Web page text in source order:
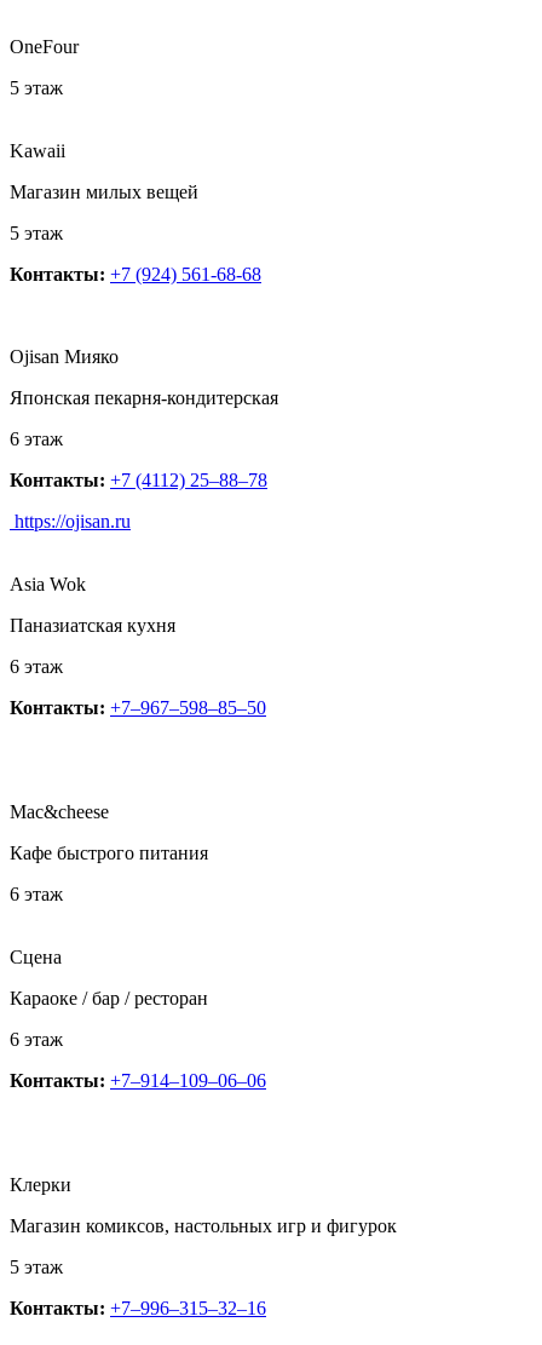
OneFour
5 этаж
Kawaii
Магазин милых вещей
5 этаж
Контакты: +7 (924) 561-68-68
Ojisan Мияко
Японская пекарня-кондитерская
6 этаж
Контакты: +7 (4112) 25‒88‒78
https://ojisan.ru
Asia Wok
Паназиатская кухня
6 этаж
Контакты: +7‒967‒598‒85‒50
Mac&cheese
Кафе быстрого питания
6 этаж
Сцена
Караоке / бар / ресторан
6 этаж
Контакты: +7‒914‒109‒06‒06
Клерки
​Магазин комиксов, настольных игр и фигурок
5 этаж
Контакты: +7‒996‒315‒32‒16